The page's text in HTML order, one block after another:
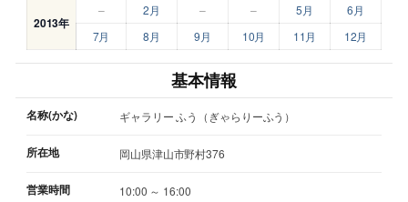
2013年
– 2月 – – 5月
6月
7月
8月 9月 10月 11月 12月
基本情報
名称(かな) ギャラリー ふう（ぎゃらりーふう）
所在地 岡山県津山市野村376
営業時間
10:00 ～ 16:00